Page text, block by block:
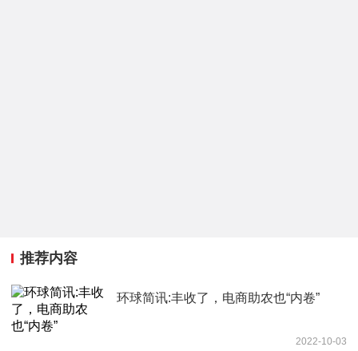
推荐内容
环球简讯:丰收了，电商助农也“内卷”
2022-10-03